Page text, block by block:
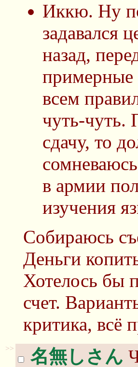
Иккю. Ну
задавался
назад,
примерные
всем
чуть-чуть.
сдачу, то
в армии
изучения
Собираюсь
Деньги
Хотелось бы
счет.
критика, всё
>> 名無しさん